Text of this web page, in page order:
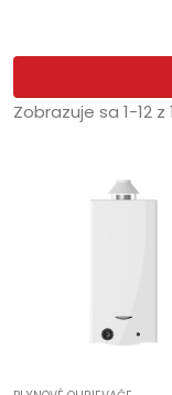
Zobrazuje sa 1-12 z